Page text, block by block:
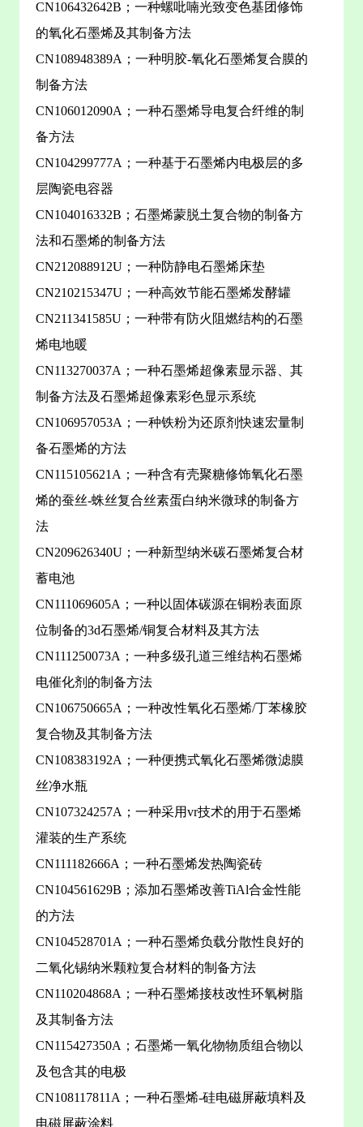
CN106432642B；一种螺吡喃光致变色基团修饰
的氧化石墨烯及其制备方法
CN108948389A；一种明胶-氧化石墨烯复合膜的
制备方法
CN106012090A；一种石墨烯导电复合纤维的制
备方法
CN104299777A；一种基于石墨烯内电极层的多
层陶瓷电容器
CN104016332B；石墨烯蒙脱土复合物的制备方
法和石墨烯的制备方法
CN212088912U；一种防静电石墨烯床垫
CN210215347U；一种高效节能石墨烯发酵罐
CN211341585U；一种带有防火阻燃结构的石墨
烯电地暖
CN113270037A；一种石墨烯超像素显示器、其
制备方法及石墨烯超像素彩色显示系统
CN106957053A；一种铁粉为还原剂快速宏量制
备石墨烯的方法
CN115105621A；一种含有壳聚糖修饰氧化石墨
烯的蚕丝-蛛丝复合丝素蛋白纳米微球的制备方
法
CN209626340U；一种新型纳米碳石墨烯复合材
蓄电池
CN111069605A；一种以固体碳源在铜粉表面原
位制备的3d石墨烯/铜复合材料及其方法
CN111250073A；一种多级孔道三维结构石墨烯
电催化剂的制备方法
CN106750665A；一种改性氧化石墨烯/丁苯橡胶
复合物及其制备方法
CN108383192A；一种便携式氧化石墨烯微滤膜
丝净水瓶
CN107324257A；一种采用vr技术的用于石墨烯
灌装的生产系统
CN111182666A；一种石墨烯发热陶瓷砖
CN104561629B；添加石墨烯改善TiAl合金性能
的方法
CN104528701A；一种石墨烯负载分散性良好的
二氧化锡纳米颗粒复合材料的制备方法
CN110204868A；一种石墨烯接枝改性环氧树脂
及其制备方法
CN115427350A；石墨烯一氧化物物质组合物以
及包含其的电极
CN108117811A；一种石墨烯-硅电磁屏蔽填料及
电磁屏蔽涂料